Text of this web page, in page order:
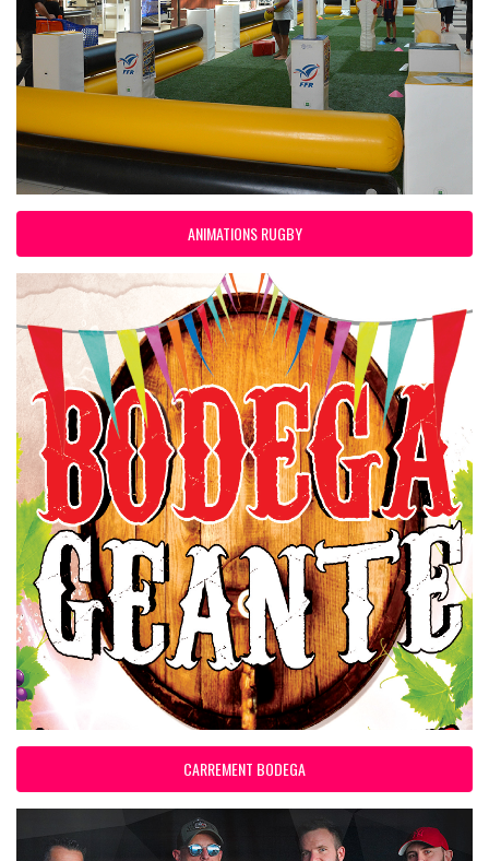
ANIMATIONS RUGBY
CARREMENT BODEGA